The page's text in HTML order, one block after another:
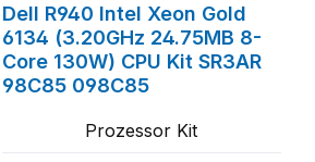
Dell R940 Intel Xeon Gold
6134 (3.20GHz 24.75MB 8-
Core 130W) CPU Kit SR3AR
98C85 098C85
Prozessor Kit